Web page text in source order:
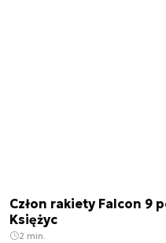
Człon rakiety Falcon 9
Księżyc
2 min.